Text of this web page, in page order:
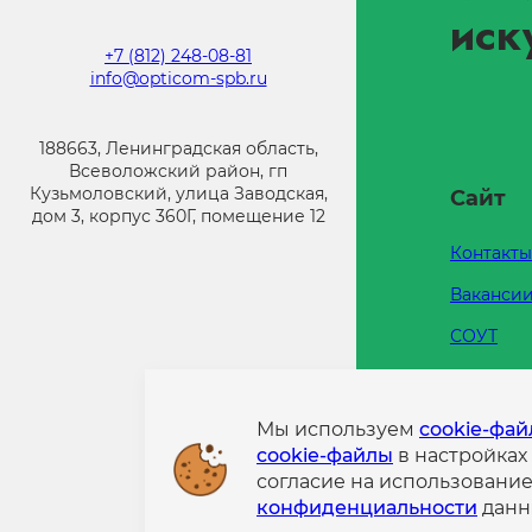
+7 (812) 248-08-81
info@opticom-spb.ru
188663, Ленинградская область,
Всеволожский район, гп
Кузьмоловский, улица Заводская,
дом 3, корпус 360Г, помещение 12
Сайт
Контакты
Вакансии
СОУТ
Мы используем cookie-
cookie-файлы в
согласие на
конфиденциальности